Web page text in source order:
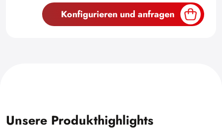
Konfigurieren und anfragen
Unsere Produkthighlights